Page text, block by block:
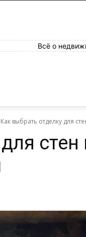
Всё о
Как выбрать отделку для